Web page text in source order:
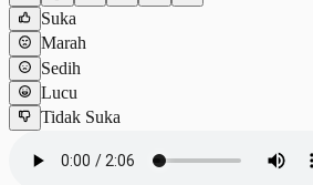
Suka
Marah
Sedih
Lucu
Tidak Suka